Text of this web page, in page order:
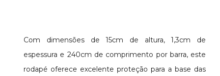
Com dimensões de 15cm de altura, 1,3cm de
espessura e 240cm de comprimento por barra, este
rodapé oferece excelente proteção para a base das